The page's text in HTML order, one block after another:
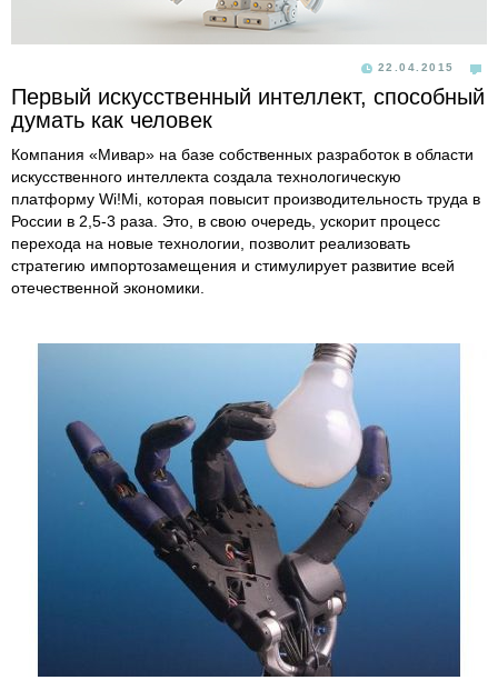
22.04.2015
Первый искусственный интеллект, способный
думать как человек
Компания «Мивар» на базе собственных разработок в области
искусственного интеллекта создала технологическую
платформу Wi!Mi, которая повысит производительность труда в
России в 2,5-3 раза. Это, в свою очередь, ускорит процесс
перехода на новые технологии, позволит реализовать
стратегию импортозамещения и стимулирует развитие всей
отечественной экономики.